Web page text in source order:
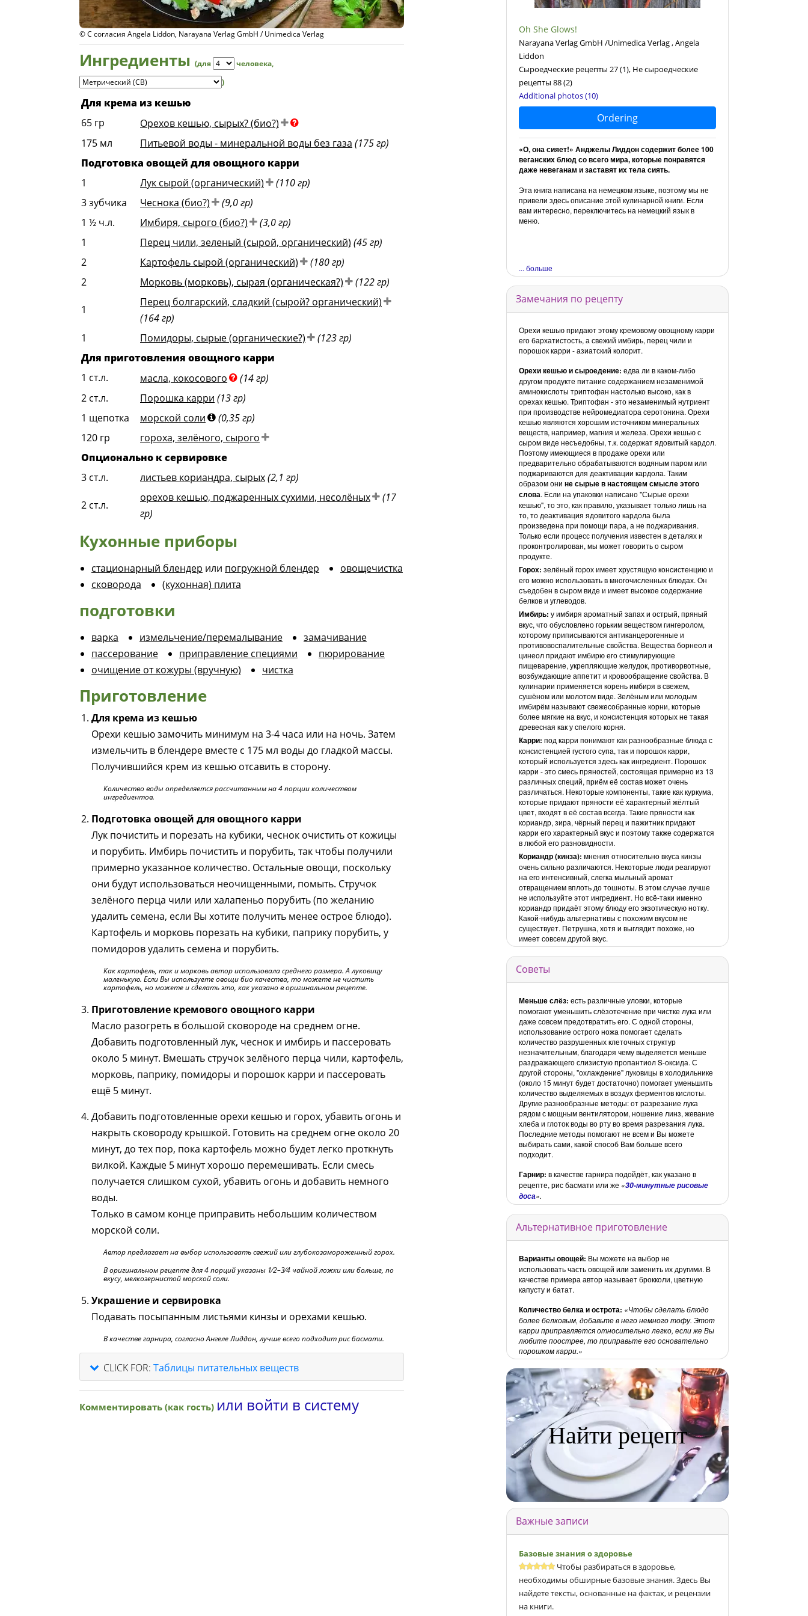
© С согласия Angela Liddon, Unimedica Verlag
Ингредиенты (для человека,
)
Для крема из кешью
65 гр
Орехов кешью, сырых? (био?)
175 мл Питьевой воды - минеральной воды без газа (175 гр)
Подготовка овощей для овощного карри
1
Лук сырой (органический)
(110 гр)
3зубчика Чеснока (био?)
(9,0 гр)
1 ½ ч.л. Имбиря, сырого (био?)
(3,0 гр)
1
Перец чили, зеленый (сырой, органический) (45 гр)
2
Картофель сырой (органический)
(180 гр)
2
Морковь (морковь), сырая (органическая?) (122 гр)
1
Перец болгарский, сладкий (сырой? органический)
(164 гр)
1
Помидоры, сырые (органические?)
(123 гр)
Для приготовления овощного карри
1 ст.л. масла, кокосового
(14 гр)
2 ст.л. Порошка карри (13 гр)
1 щепотка морской соли
(0,35 гр)
120 гр
гороха, зелёного, сырого
Опционально к сервировке
3 ст.л. листьев кориандра, сырых(2,1 гр)
2 ст.л.
орехов кешью, поджаренных сухими, несолёных
(17
гр)
Кухонные приборы
стационарный блендер или погружной блендер
овощечистка
сковорода
(кухонная) плита
подготовки
варка измельчение/перемалывание
замачивание
пассерование
приправление специями
пюрирование
очищение от кожуры (вручную)
чистка
Приготовление
Для крема из кешью
Орехи кешью замочить минимум на 3-4 часа или на ночь. Затем
измельчить в блендере вместе с 175 мл воды до гладкой массы.
Получившийся крем из кешью отсавить в сторону.
Количество воды определяется рассчитанным на 4 порции количеством
ингредиентов.
Подготовка овощей для овощного карри
Лук почистить и порезать на кубики, чеснок очистить от кожицы
и порубить. Имбирь почистить и порубить, так чтобы получили
примерно указанное количество. Остальные овощи, поскольку
они будут использоваться неочищенными, помыть. Стручок
зелёного перца чили или халапеньо порубить (по желанию
удалить семена, если Вы хотите получить менее острое блюдо).
Картофель и морковь порезать на кубики, паприку порубить, у
помидоров удалить семена и порубить.
Как картофель, так и морковь автор использовала среднего размера. А луковицу
маленькую. Если Вы используете овощи био качества, то можете не чистить
картофель, но можете и сделать это, как указано в оригинальном рецепте.
Приготовление кремового овощного карри
Масло разогреть в большой сковороде на среднем огне.
Добавить подготовленный лук, чеснок и имбирь и пассеровать
около 5 минут. Вмешать стручок зелёного перца чили, картофель,
морковь, паприку, помидоры и порошок карри и пассеровать
ещё 5 минут.
Добавить подготовленные орехи кешью и горох, убавить огонь и
накрыть сковороду крышкой. Готовить на среднем огне около 20
минут, до тех пор, пока картофель можно будет легко проткнуть
вилкой. Каждые 5 минут хорошо перемешивать. Если смесь
получается слишком сухой, убавить огонь и добавить немного
воды.
Только в самом конце приправить небольшим количеством
морской соли.
Автор предлагает на выбор использовать свежий или глубокозамороженный горох.
В оригинальном рецепте для 4 порций указаны 1⁄2–3⁄4 чайной ложки или больше, по
вкусу, мелкозернистой морской соли.
Украшение и сервировка
Подавать посыпанным листьями кинзы и орехами кешью.
В качестве гарнира, согласно Ангеле Лиддон, лучше всего подходит рис басмати.
CLICK FOR: Таблицы питательных веществ
Комментировать (как гость) или войти в систему
Oh She Glows!
Narayana Verlag GmbH /Unimedica Verlag , Angela
Liddon
Сыроедческие рецепты 27(1), Не сыроедческие
рецепты 88(2)
Additional photos (10)
Ordering
«О, она сияет!» Анджелы Лиддон содержит более 100
веганских блюд со всего мира, которые понравятся
даже невеганам и заставят их тела сиять.
Эта книга написана на немецком языке, поэтому мы не
привели здесь описание этой кулинарной книги. Если
вам интересно, переключитесь на немецкий язык в
меню.
... больше
Замечания по рецепту
Орехи кешью придают этому кремовому овощному карри
его бархатистость, а свежий имбирь, перец чили и
порошок карри - азиатский колорит.
Орехи кешью и сыроедение: едва ли в каком-либо
другом продукте питание содержанием незаменимой
аминокислоты триптофан настолько высоко, как в
орехах кешью. Триптофан - это незаменимый нутриент
при производстве нейромедиатора серотонина. Орехи
кешью являются хорошим источником минеральных
веществ, например, магния и железа. Орехи кешью с
сыром виде несъедобны, т.к. содержат ядовитый кардол.
Поэтому имеющиеся в продаже орехи или
предварительно обрабатываются водяным паром или
поджариваются для деактивации кардола. Таким
образом они не сырые в настоящем смысле этого
слова. Если на упаковки написано "Сырые орехи
кешью", то это, как правило, указывает только лишь на
то, то деактивация ядовитого кардола была
произведена при помощи пара, а не поджаривания.
Только если процесс получения известен в деталях и
проконтролирован, мы может говорить о сыром
продукте.
Горох: зелёный горох имеет хрустящую консистенцию и
его можно использовать в многочисленных блюдах. Он
съедобен в сыром виде и имеет высокое содержание
белков и углеводов.
Имбирь: у имбиря ароматный запах и острый, пряный
вкус, что обусловлено горьким веществом гингеролом,
которому приписываются антиканцерогенные и
противовоспалительные свойства. Вещества борнеол и
цинеол придают имбирю его стимулирующие
пищеварение, укрепляющие желудок, противорвотные,
возбуждающие аппетит и кровообращение свойства. В
кулинарии применяется корень имбиря в свежем,
сушёном или молотом виде. Зелёным или молодым
имбирём называют свежесобранные корни, которые
более мягкие на вкус, и консистенция которых не такая
древесная как у спелого корня.
Карри: под карри понимают как разнообразные блюда с
консистенцией густого супа, так и порошок карри,
который используется здесь как ингредиент. Порошок
карри - это смесь пряностей, состоящая примерно из 13
различных специй, приём её состав может очень
различаться. Некоторые компоненты, такие как куркума,
которые придают пряности её характерный жёлтый
цвет, входят в её состав всегда. Такие пряности как
кориандр, зира, чёрный перец и пажитник придают
карри его характерный вкус и поэтому также содержатся
в любой его разновидности.
Кориандр (кинза): мнения относительно вкуса кинзы
очень сильно различаются. Некоторые люди реагируют
на его интенсивный, слегка мыльный аромат
отвращением вплоть до тошноты. В этом случае лучше
не используйте этот ингредиент. Но всё-таки именно
кориандр придаёт этому блюду его экзотическую нотку.
Какой-нибудь альтернативы с похожим вкусом не
существует. Петрушка, хотя и выглядит похоже, но
имеет совсем другой вкус.
Советы
Меньше слёз: есть различные уловки, которые
помогают уменьшить слёзотечение при чистке лука или
даже совсем предотвратить его. С одной стороны,
использование острого ножа помогает сделать
количество разрушенных клеточных структур
незначительным, благодаря чему выделяется меньше
раздражающего слизистую пропантиол S-оксида. С
другой стороны, "охлаждение" луковицы в холодильнике
(около 15 минут будет достаточно) помогает уменьшить
количество выделяемых в воздух ферментов кислоты.
Другие разнообразные методы: от разрезание лука
рядом с мощным вентилятором, ношение линз, жевание
хлеба и глоток воды во рту во время разрезания лука.
Последние методы помогают не всем и Вы можете
выбирать сами, какой способ Вам больше всего
подходит.
Гарнир: в качестве гарнира подойдёт, как указано в
рецепте, рис басмати или же
30-минутные рисовые
доса .
Альтернативное приготовление
Варианты овощей: Вы можете на выбор не
использовать часть овощей или заменить их другими. В
качестве примера автор называет брокколи, цветную
капусту и батат.
Количество белка и острота:
Чтобы сделать блюдо
более белковым, добавьте в него немного тофу. Этот
карри приправляется относительно легко, если же Вы
любите поострее, то приправьте его основательно
порошком карри.
Найти рецепт
Важные записи
Базовые знания о здоровье
Чтобы разбираться в здоровье,
необходимы обширные базовые знания. Здесь Вы
найдете тексты, основанные на фактах, и рецензии
на книги.